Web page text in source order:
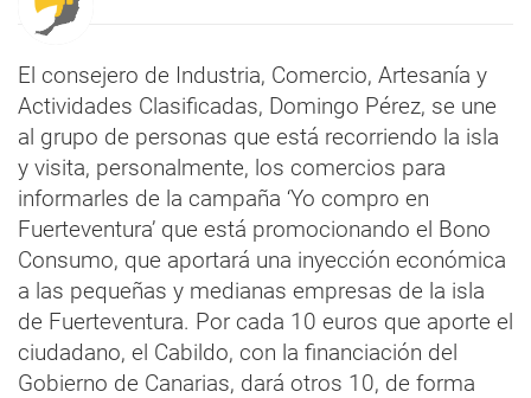
El consejero de Industria, Comercio, Artesanía y
Actividades Clasificadas, Domingo Pérez, se une
al grupo de personas que está recorriendo la isla
y visita, personalmente, los comercios para
informarles de la campaña ‘Yo compro en
Fuerteventura’ que está promocionando el Bono
Consumo, que aportará una inyección económica
a las pequeñas y medianas empresas de la isla
de Fuerteventura. Por cada 10 euros que aporte el
ciudadano, el Cabildo, con la financiación del
Gobierno de Canarias, dará otros 10, de forma